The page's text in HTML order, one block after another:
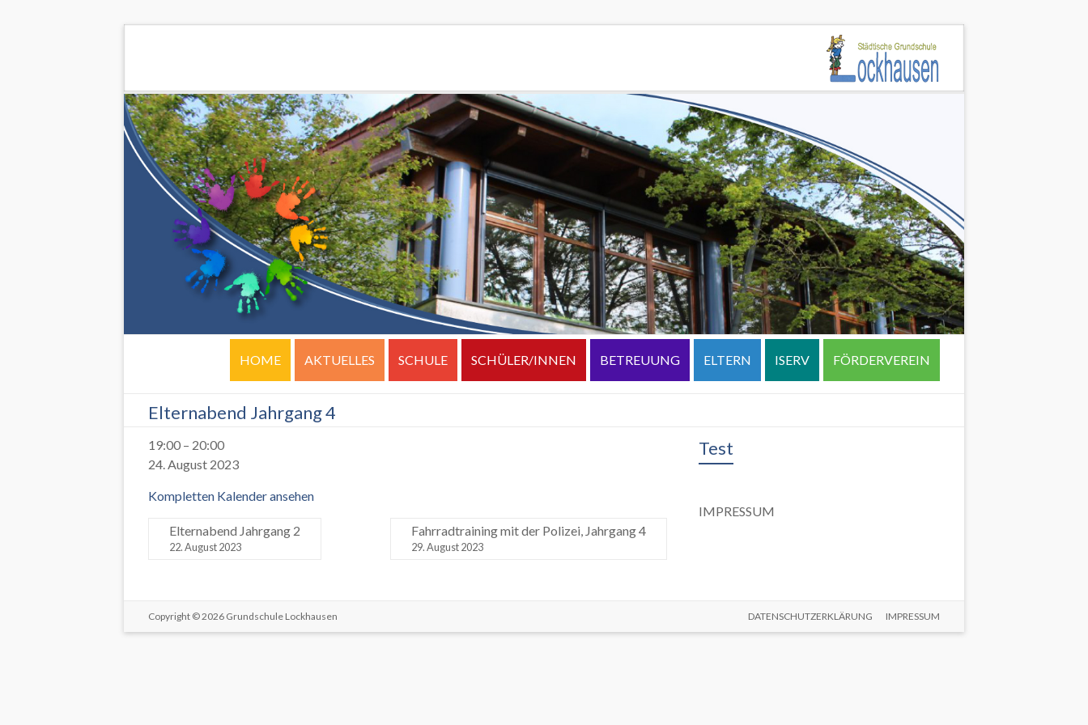
HOME AKTUELLES SCHULE SCHÜLER/INNEN BETREUUNG ELTERN ISERV FÖRDERVEREIN
Elternabend Jahrgang 4
19:00 – 20:00
24. August 2023
Kompletten Kalender ansehen
Elternabend Jahrgang 2
22. August 2023
Fahrradtraining mit der Polizei, Jahrgang 4
29. August 2023
Test
IMPRESSUM
Copyright © 2026 Grundschule Lockhausen DATENSCHUTZERKLÄRUNG IMPRESSUM